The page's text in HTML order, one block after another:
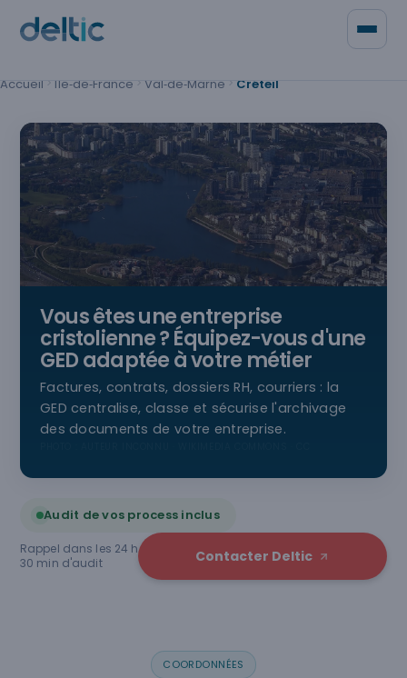
Qui sommes-nous
Contacter Deltic
Accueil Île‑de‑France Val‑de‑Marne Créteil
Vous êtes une entreprise
cristolienne? Équipez-vous d'une
GED adaptée à votre métier
Factures, contrats, dossiers RH, courriers : la
GED centralise, classe et sécurise l'archivage
des documents de votre entreprise.
Audit de vos process inclus
Rappel dans les 24 h
30 min d'audit
Contacter Deltic
COORDONNÉES
Panneau de gestion des cookies